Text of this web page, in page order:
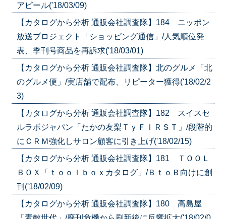
アピール('18/03/09)
【カタログから分析 通販会社調査隊】184 ニッポン
放送プロジェクト「ショッピング通信」/人気順位発
表、季刊号商品を再訴求('18/03/01)
【カタログから分析 通販会社調査隊】北のグルメ「北
のグルメ便」/実店舗で配布、リピーター獲得('18/02/2
3)
【カタログから分析 通販会社調査隊】182 スイスセ
ルラボジャパン「たかの友梨ＴｙＦＩＲＳＴ」/段階的
にＣＲＭ強化しサロン顧客に引き上げ('18/02/15)
【カタログから分析 通販会社調査隊】181 ＴＯＯＬ
ＢＯＸ「ｔｏｏｌｂｏｘカタログ」/ＢｔｏＢ向けに創
刊('18/02/09)
【カタログから分析 通販会社調査隊】180 高島屋